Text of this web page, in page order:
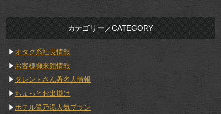
カテゴリー／CATEGORY
オタク系社長情報
お客様御来館情報
タレントさん著名人情報
ちょっとお出掛け
ホテル鷺乃湯人気プラン